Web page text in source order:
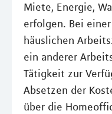
Miete, Energie,
erfolgen. Bei
häuslichen
ein anderer
Tätigkeit zur
Absetzen der
über die